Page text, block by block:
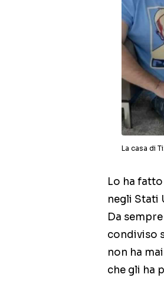
La casa di
Lo ha
negli Stati
Da
condiviso
non ha
che gli ha